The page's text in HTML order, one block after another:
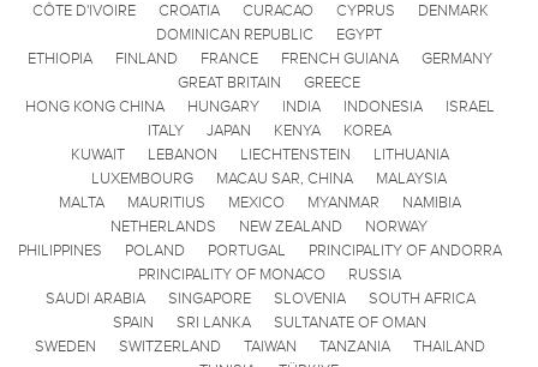
CÔTE D'IVOIRE
CROATIA CURACAO CYPRUS
DENMARK
DOMINICAN REPUBLIC
EGYPT
ETHIOPIA
FINLAND FRANCE FRENCH GUIANA
GERMANY
GREAT BRITAIN
GREECE
HONG KONG CHINA
HUNGARY INDIA INDONESIA
ISRAEL
ITALY
JAPAN KENYA
KOREA
KUWAIT
LEBANON LIECHTENSTEIN
LITHUANIA
LUXEMBOURG
MACAU SAR, CHINA
MALAYSIA
MALTA
MAURITIUS MEXICO MYANMAR
NAMIBIA
NETHERLANDS
NEW ZEALAND
NORWAY
PHILIPPINES
POLAND PORTUGAL
PRINCIPALITY OF ANDORRA
PRINCIPALITY OF MONACO
RUSSIA
SAUDI ARABIA
SINGAPORE SLOVENIA
SOUTH AFRICA
SPAIN
SRI LANKA
SULTANATE OF OMAN
SWEDEN
SWITZERLAND TAIWAN TANZANIA
THAILAND